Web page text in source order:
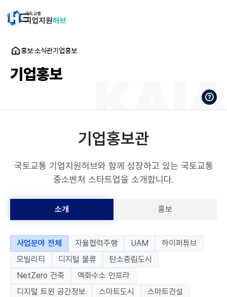
홍보·소식관기업홍보
기업홍보
기업홍보관
국토교통 기업지원허브와 함께 성장하고 있는 국토교통
중소벤처 스타트업을 소개합니다.
소개 홍보
사업분야 전체 자율협력주행 UAM
하이퍼튜브
모빌리티
디지털 물류
탄소중립도시
NetZero 건축
액화수소 인프라
디지털 트윈 공간정보
스마트도시
스마트건설